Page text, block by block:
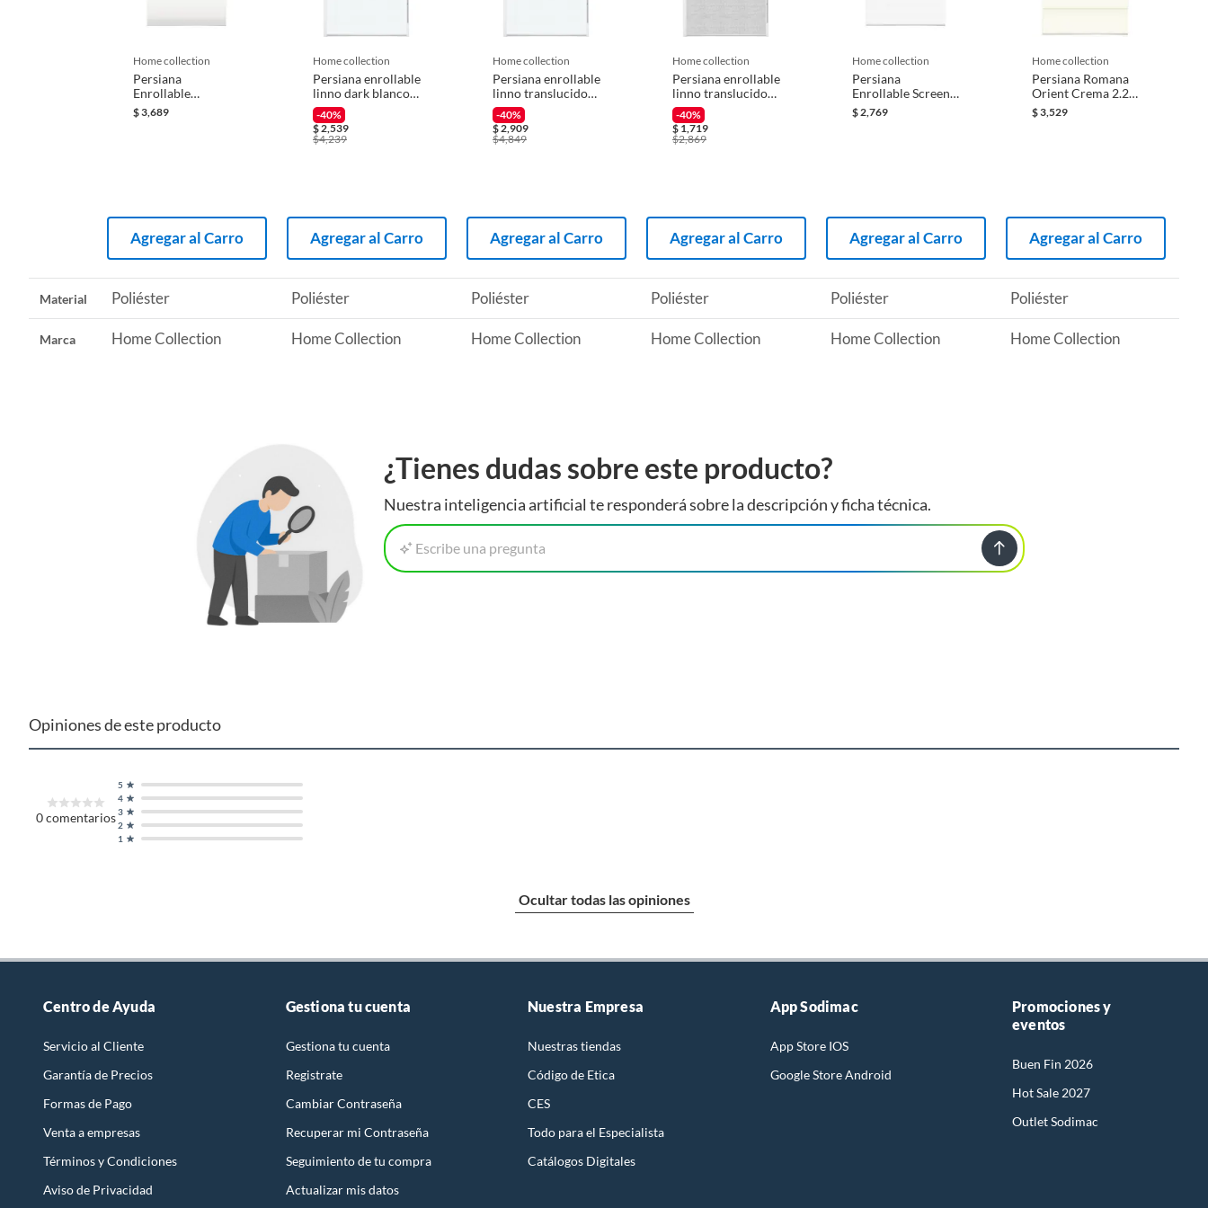
30 cm
ID Cat Sodimac 75020191
Iniciaremos el reembolso de tu dinero cuando recibamos el producto.
home collection
Persiana
Enrollable
Blackout Soft Eco
Blanco 2.40 x 1.60
$3,689
Agregar al Carro
home collection
Persiana enrollable
linno dark blanco
2.20mx1.60m
-40%
$2,539
$4,239
Agregar al Carro
home collection
Persiana enrollable
linno translucido
blanco
2.00mx2.20m
-40%
$2,909
$4,849
Agregar al Carro
home collection
Persiana enrollable
linno translucido
gris 1.30mx2.00m
-40%
$1,719
$2,869
Agregar al Carro
home collection
Persiana
Enrollable Screen
100 Blanca 1.70x1
m
$ 2,769
Agregar al Carro
home collection
Persiana Romana
Orient Crema 2.20
X 1.35 M
$3,529
Agregar al Carro
Material Poliéster Poliéster Poliéster Poliéster Poliéster Poliéster
Marca Home Collection Home Collection Home Collection Home Collection Home Collection Home Collection
¿Tienes dudas sobre este producto?
Nuestra inteligencia artificial te responderá sobre la descripción y ficha técnica.
Escribe una pregunta
Opiniones de este producto
0comentarios
1
2
3
4
5
Ocultar todas las opiniones
Centro de Ayuda
Servicio al Cliente
Garantía de Precios
Formas de Pago
Venta a empresas
Términos y Condiciones
Aviso de Privacidad
Gestiona tu cuenta
Gestiona tu cuenta
Registrate
Cambiar Contraseña
Recuperar mi Contraseña
Seguimiento de tu compra
Actualizar mis datos
Nuestra Empresa
Nuestras tiendas
Código de Etica
CES
Todo para el Especialista
Catálogos Digitales
App Sodimac
App Store IOS
Google Store Android
Promociones y
eventos
Buen Fin 2026
Hot Sale 2027
Outlet Sodimac